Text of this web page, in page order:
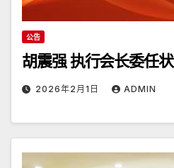
公告
胡震强 执行会长委任状
2026年2月1日 ADMIN